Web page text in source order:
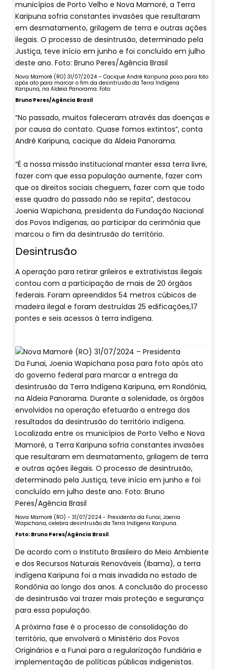
Nova Mamoré (RO) 31/07/2024 – Cacique André Karipuna posa para foto
após ato para marcar o fim da desintrusão da Terra Indígena
Karipuna, na Aldeia Panorama. Foto:
Bruno Peres/Agência Brasil
“No passado, muitos faleceram através das doenças e
por causa do contato. Quase fomos extintos”, conta
André Karipuna, cacique da Aldeia Panorama.
“É a nossa missão institucional manter essa terra livre,
fazer com que essa população aumente, fazer com
que os direitos sociais cheguem, fazer com que todo
esse quadro do passado não se repita”, destacou
Joenia Wapichana, presidenta da Fundação Nacional
dos Povos Indígenas, ao participar da cerimônia que
marcou o fim da desintrusão do território.
Desintrusão
A operação para retirar grileiros e extrativistas ilegais
contou com a participação de mais de 20 órgãos
federais. Foram apreendidos 54 metros cúbicos de
madeira ilegal e foram destruídas 25 edificações,17
pontes e seis acessos à terra indígena.
Nova Mamoré (RO) - 31/07/2024 - Presidenta da Funai, Joenia
Wapichana, celebra desintrusão da Terra Indígena Karipuna.
Foto: Bruno Peres/Agência Brasil
De acordo com o Instituto Brasileiro do Meio Ambiente
e dos Recursos Naturais Renováveis (Ibama), a terra
indígena Karipuna foi a mais invadida no estado de
Rondônia ao longo dos anos. A conclusão do processo
de desintrusão vai trazer mais proteção e segurança
para essa população.
A próxima fase é o processo de consolidação do
território, que envolverá o Ministério dos Povos
Originários e a Funai para a regularização fundiária e
implementação de políticas públicas indigenistas.